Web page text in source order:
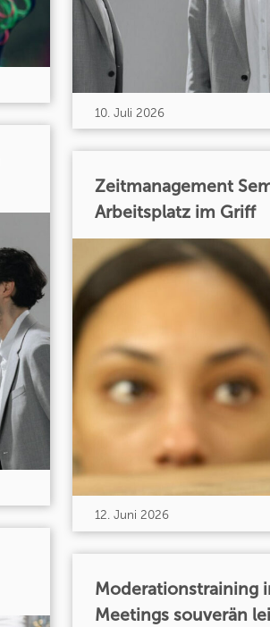
10. Juli 2026
Zeitmanagement
Arbeitsplatz im Griff
12. Juni 2026
Moderationstraining
Meetings souverän